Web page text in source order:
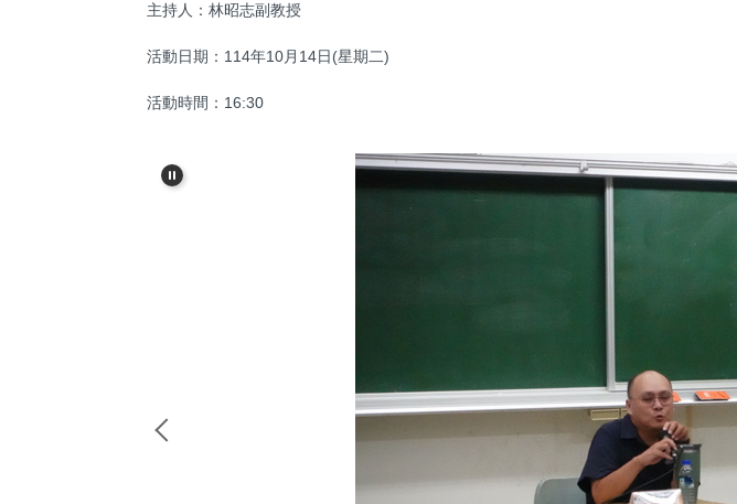
主持人：林昭志副教授
活動日期：114年10月14日(星期二)
活動時間：16:30